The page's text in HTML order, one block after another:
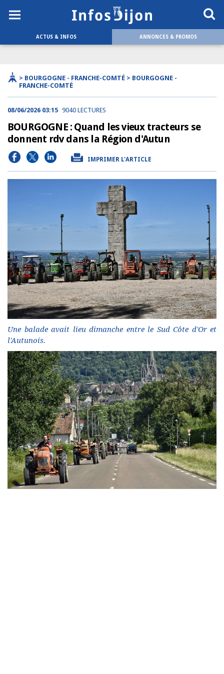
ACTUS & INFOS ANNONCES & PROMOS
> BOURGOGNE - FRANCHE-COMTÉ > BOURGOGNE -
FRANCHE-COMTÉ
08/06/2026 03:15 9040 LECTURES
BOURGOGNE : Quand les vieux tracteurs se
donnent rdv dans la Région d'Autun
IMPRIMER L'ARTICLE
Une balade avait lieu dimanche entre le Sud Côte d'Or et
l'Autunois.